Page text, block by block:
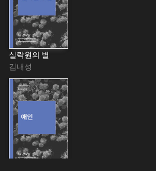
실락원의 별
김내성